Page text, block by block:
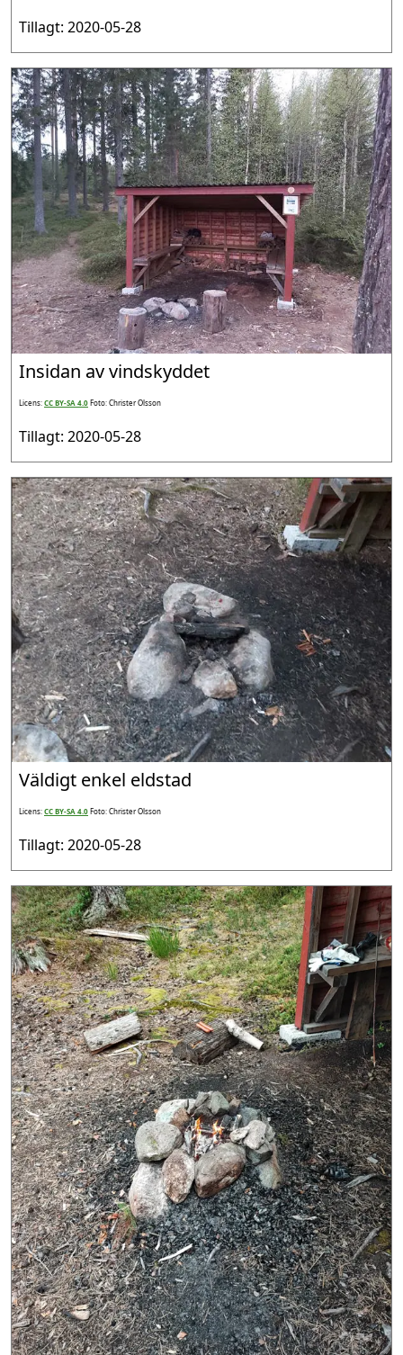
Tillagt: 2020-05-28
Insidan av vindskyddet
Licens:CC BY-SA 4.0Foto: Christer Olsson
Tillagt: 2020-05-28
Väldigt enkel eldstad
Licens:CC BY-SA 4.0Foto: Christer Olsson
Tillagt: 2020-05-28